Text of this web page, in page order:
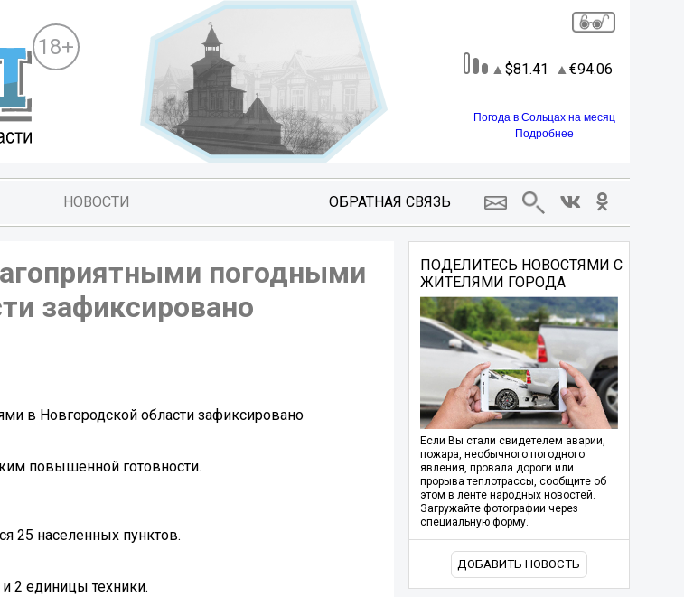
18+
81.41 94.06
Погода в Сольцах на месяц
Подробнее
НОВОСТИ ОБРАТНАЯ СВЯЗЬ
погодными
зафиксировано
в Новгородской области зафиксировано
повышенной готовности.
25 населенных пунктов.
2 единицы техники.
ПОДЕЛИТЕСЬ НОВОСТЯМИ С
ЖИТЕЛЯМИ ГОРОДА
Если Вы стали свидетелем аварии,
пожара, необычного погодного
явления, провала дороги или
прорыва теплотрассы, сообщите об
этом в ленте народных новостей.
Загружайте фотографии через
специальную форму.
ДОБАВИТЬ НОВОСТЬ